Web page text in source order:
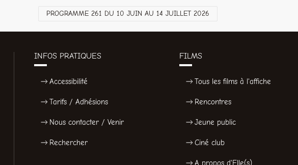
PROGRAMME 261 DU 10 JUIN AU 14 JUILLET 2026
INFOS PRATIQUES
Accessibilité
Tarifs / Adhésions
Nous contacter / Venir
Rechercher
FILMS
Tous les films à l'affiche
Rencontres
Jeune public
Ciné club
A propos d'Elle(s)